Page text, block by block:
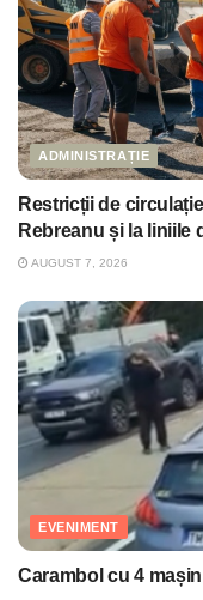
ADMINISTRAȚIE
Restricții de
Rebreanu și la liniile
AUGUST 7, 2026
EVENIMENT
Carambol cu 4